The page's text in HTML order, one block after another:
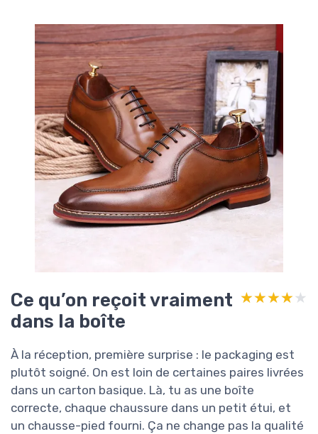
Ce qu’on reçoit vraiment
dans la boîte
★★★★★
★★★★★
À la réception, première surprise : le packaging est
plutôt soigné. On est loin de certaines paires livrées
dans un carton basique. Là, tu as une boîte
correcte, chaque chaussure dans un petit étui, et
un chausse-pied fourni. Ça ne change pas la qualité